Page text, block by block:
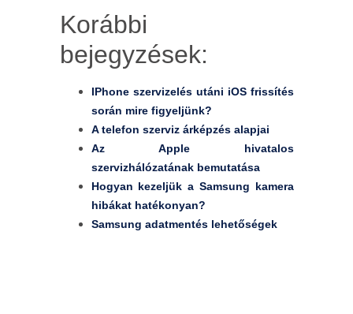
Korábbi
bejegyzések:
IPhone szervizelés utáni iOS frissítés
során mire figyeljünk?
A telefon szerviz árképzés alapjai
Az Apple hivatalos
szervizhálózatának bemutatása
Hogyan kezeljük a Samsung kamera
hibákat hatékonyan?
Samsung adatmentés lehetőségek